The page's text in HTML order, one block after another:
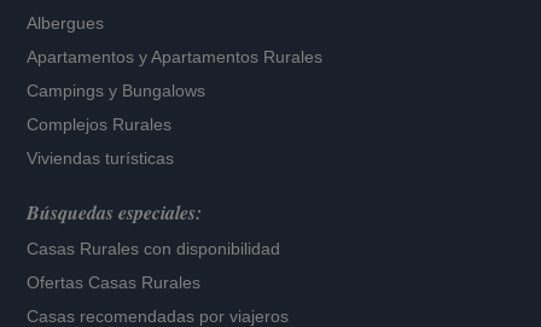
Albergues
Apartamentos yApartamentos Rurales
Campings y Bungalows
Complejos Rurales
Viviendas turísticas
Búsquedas especiales:
Casas Rurales con disponibilidad
Ofertas Casas Rurales
Casas recomendadas por viajeros